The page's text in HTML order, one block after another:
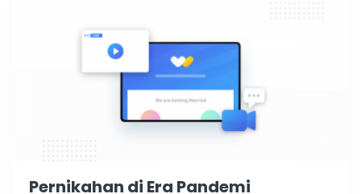
Pernikahan di Era Pandemi